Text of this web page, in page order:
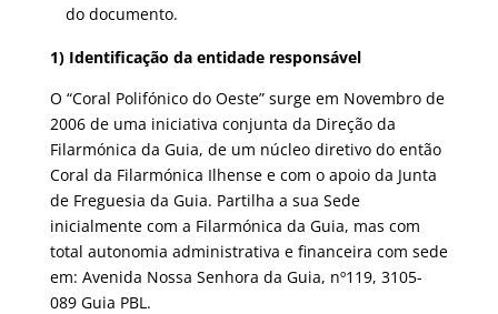
do documento.
1) Identificação da entidade responsável
O “Coral Polifónico do Oeste” surge em Novembro de
2006 de uma iniciativa conjunta da Direção da
Filarmónica da Guia, de um núcleo diretivo do então
Coral da Filarmónica Ilhense e com o apoio da Junta
de Freguesia da Guia. Partilha a sua Sede
inicialmente com a Filarmónica da Guia, mas com
total autonomia administrativa e financeira com sede
em: Avenida Nossa Senhora da Guia, nº119, 3105-
089 Guia PBL.